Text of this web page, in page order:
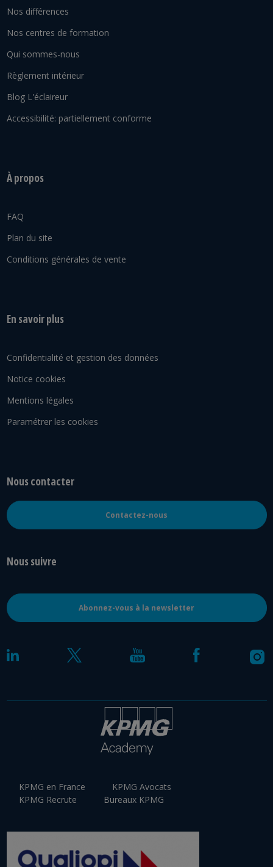
Nos différences
Nos centres de formation
Qui sommes-nous
Règlement intérieur
Blog L'éclaireur
Accessibilité: partiellement conforme
À propos
FAQ
Plan du site
Conditions générales de vente
En savoir plus
Confidentialité et gestion des données
Notice cookies
Mentions légales
Paramétrer les cookies
Nous contacter
Contactez-nous
Nous suivre
Abonnez-vous à la newsletter
KPMG en France
KPMG Avocats
KPMG Recrute
Bureaux KPMG